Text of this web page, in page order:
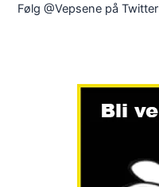
Følg @Vepsene på Twitter